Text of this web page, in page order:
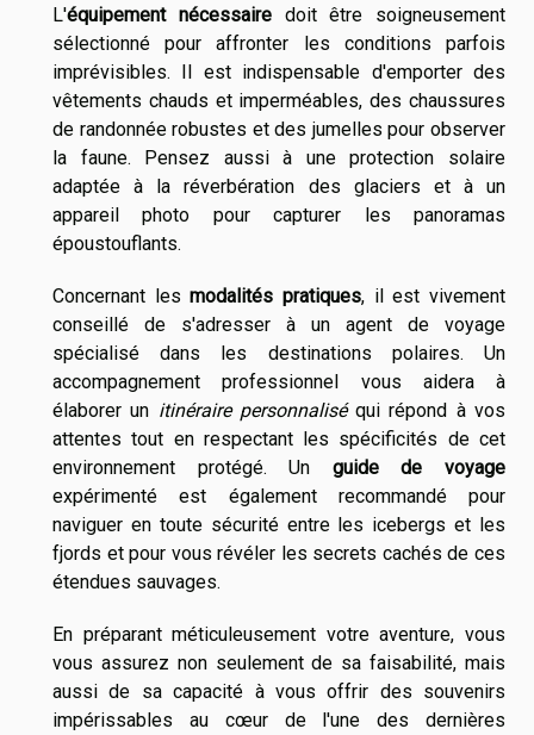
L'équipement nécessairedoit être soigneusement
sélectionné pour affronter les conditions parfois
imprévisibles. Il est indispensable d'emporter des
vêtements chauds et imperméables, des chaussures
de randonnée robustes et des jumelles pour observer
la faune. Pensez aussi à une protection solaire
adaptée à la réverbération des glaciers et à un
appareil photo pour capturer les panoramas
époustouflants.
Concernant lesmodalités pratiques, il est vivement
conseillé de s'adresser à un agent de voyage
spécialisé dans les destinations polaires. Un
accompagnement professionnel vous aidera à
élaborer un itinéraire personnaliséqui répond à vos
attentes tout en respectant les spécificités de cet
environnement protégé. Un guide de voyage
expérimenté est également recommandé pour
naviguer en toute sécurité entre les icebergs et les
fjords et pour vous révéler les secrets cachés de ces
étendues sauvages.
En préparant méticuleusement votre aventure, vous
vous assurez non seulement de sa faisabilité, mais
aussi de sa capacité à vous offrir des souvenirs
impérissables au cœur de l'une des dernières